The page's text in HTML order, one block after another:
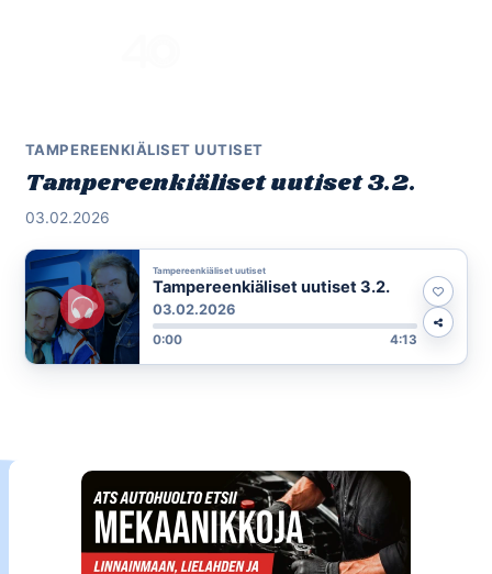
TAMPEREENKIÄLISET UUTISET
Tampereenkiäliset uutiset 3.2.
03.02.2026
Tampereenkiäliset uutiset
Tampereenkiäliset uutiset 3.2.
03.02.2026
0:00 4:13